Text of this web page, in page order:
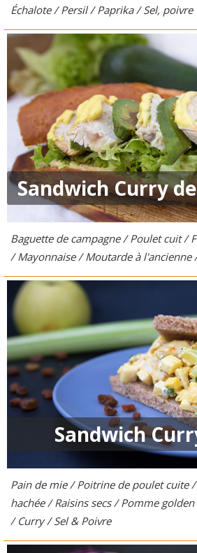
Échalote / Persil / Paprika / Sel, poivre
Sandwich Curry
Baguette de campagne / Poulet cuit /
/ Mayonnaise / Moutarde à l'ancienne
Sandwich
Pain de mie / Poitrine de poulet cuite
hachée / Raisins secs / Pomme
/ Curry / Sel & Poivre